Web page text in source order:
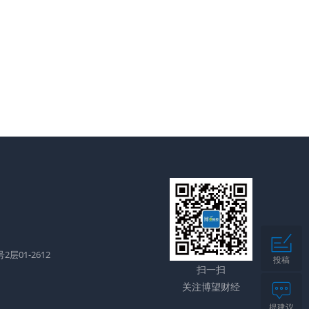
2层01-2612
扫一扫
关注博望财经
投稿